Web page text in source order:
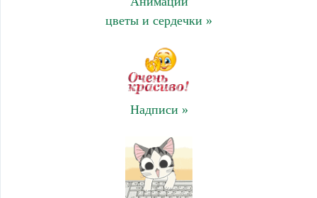
цветы и сердечки »
Надписи »